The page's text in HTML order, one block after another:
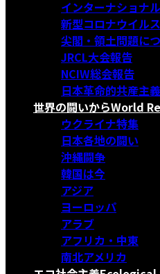
インターナショナ
新型コロナウイル
尖閣・領土問題に
JRCL大会報告
NCIW総会報告
日本革命的共産主
世界の闘いからWorld
ウクライナ特集
日本各地の闘い
沖縄闘争
韓国は今
アジア
ヨーロッパ
アラブ
アフリカ・中東
南北アメリカ